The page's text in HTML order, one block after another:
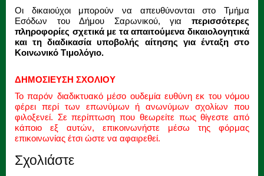
Οι δικαιούχοι μπορούν να απευθύνονται στο Τμήμα
Εσόδων του Δήμου Σαρωνικού, για περισσότερες
πληροφορίες σχετικά με τα απαιτούμενα δικαιολογητικά
και τη διαδικασία υποβολής αίτησης για ένταξη στο
Κοινωνικό Τιμολόγιο.
ΔΗΜΟΣΙΕΥΣΗ ΣΧΟΛΙΟΥ
Το παρόν διαδικτυακό μέσο ουδεμία ευθύνη εκ του νόμου
φέρει περί των επωνύμων ή ανωνύμων σχολίων που
φιλοξενεί. Σε περίπτωση που θεωρείτε πως θίγεστε από
κάποιο εξ αυτών, επικοινωνήστε μέσω της φόρμας
επικοινωνίας έτσι ώστε να αφαιρεθεί.
Σχολιάστε